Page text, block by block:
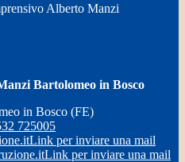
Alberto Manzi
Bartolomeo in Bosco
in Bosco (FE)
725005
Link per inviare una mail
Link per inviare una mail